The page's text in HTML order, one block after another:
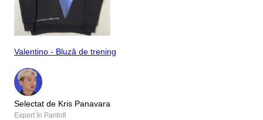
Valentino - Bluză de trening
Selectat de Kris Panavara
Expert în Pantofi